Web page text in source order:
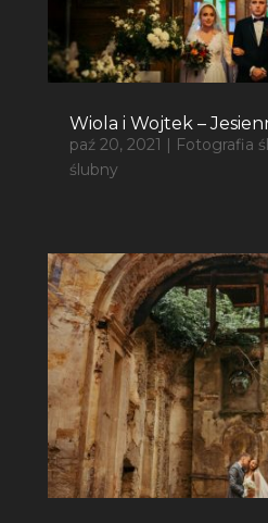
Wiola i Wojtek –
paź 20, 2021 | Fotografia
ślubny